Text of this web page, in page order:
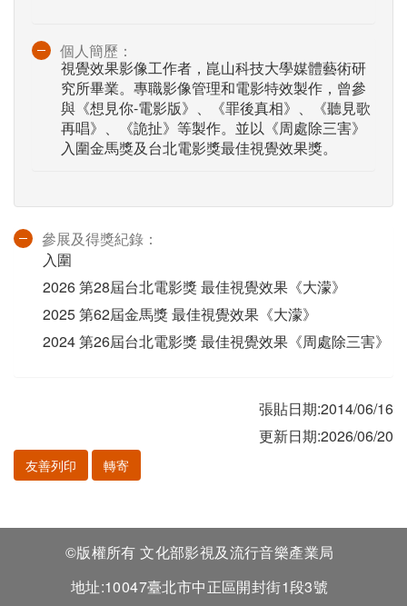
個人簡歷：
視覺效果影像工作者，崑山科技大學媒體藝術研
究所畢業。專職影像管理和電影特效製作，曾參
與《想見你-電影版》、《罪後真相》、《聽見歌
再唱》、《詭扯》等製作。並以《周處除三害》
入圍金馬獎及台北電影獎最佳視覺效果獎。
參展及得獎紀錄：
入圍
2026 第28屆台北電影獎 最佳視覺效果《大濛》
2025 第62屆金馬獎 最佳視覺效果《大濛》
2024 第26屆台北電影獎 最佳視覺效果《周處除三害》
張貼日期:2014/06/16
更新日期:2026/06/20
友善列印 轉寄
©版權所有 文化部影視及流行音樂產業局
地址:10047臺北市中正區開封街1段3號